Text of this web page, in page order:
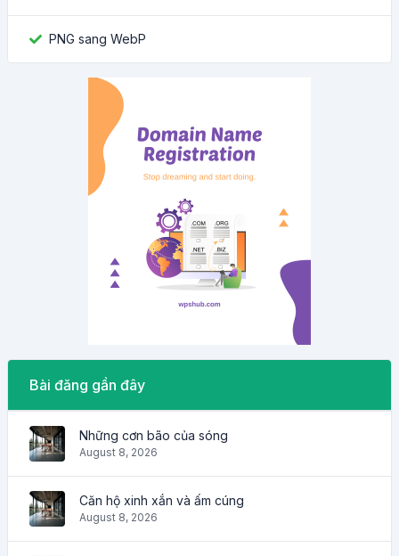
PNG sang WebP
Bài đăng gần đây
Những cơn bão của sóng
August 8, 2026
Căn hộ xinh xắn và ấm cúng
August 8, 2026